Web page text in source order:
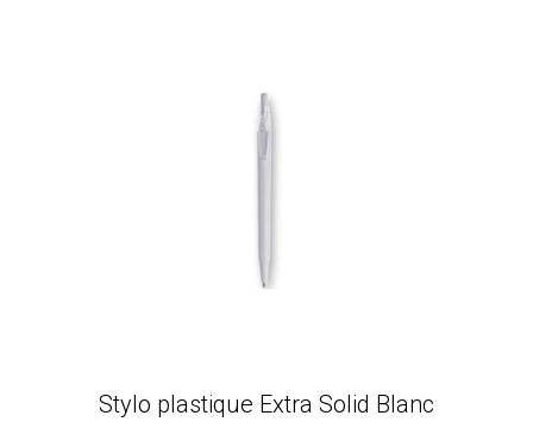
Stylo plastique Extra Solid Blanc